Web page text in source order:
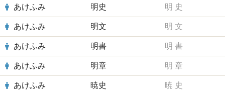
あけふみ 明史 明 史
あけふみ 明文 明 文
あけふみ 明書 明 書
あけふみ 明章 明 章
あけふみ 暁史 暁 史